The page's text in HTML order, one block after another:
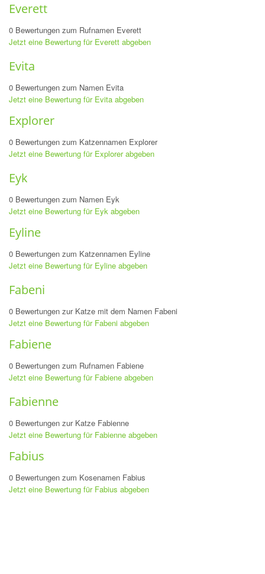
Everett
0 Bewertungen zum Rufnamen Everett
Jetzt eine Bewertung für Everett abgeben
Evita
0 Bewertungen zum Namen Evita
Jetzt eine Bewertung für Evita abgeben
Explorer
0 Bewertungen zum Katzennamen Explorer
Jetzt eine Bewertung für Explorer abgeben
Eyk
0 Bewertungen zum Namen Eyk
Jetzt eine Bewertung für Eyk abgeben
Eyline
0 Bewertungen zum Katzennamen Eyline
Jetzt eine Bewertung für Eyline abgeben
Fabeni
0 Bewertungen zur Katze mit dem Namen Fabeni
Jetzt eine Bewertung für Fabeni abgeben
Fabiene
0 Bewertungen zum Rufnamen Fabiene
Jetzt eine Bewertung für Fabiene abgeben
Fabienne
0 Bewertungen zur Katze Fabienne
Jetzt eine Bewertung für Fabienne abgeben
Fabius
0 Bewertungen zum Kosenamen Fabius
Jetzt eine Bewertung für Fabius abgeben